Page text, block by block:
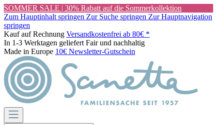
SOMMER SALE | 30% Rabatt auf die Sommerkollektion
Zum Hauptinhalt springen Zur Suche springen Zur Hauptnavigation
springen
Kauf auf Rechnung Versandkostenfrei ab 80€ *
In 1-3 Werktagen geliefert Fair und nachhaltig
Made in Europe 10€ Newsletter-Gutschein